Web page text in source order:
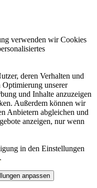
verwenden wir Cookies
deren Verhalten und
unserer
und Inhalte anzuzeigen
Außerdem können wir
Anbietern abgleichen und
anzeigen, nur wenn
in den Einstellungen
.
anpassen